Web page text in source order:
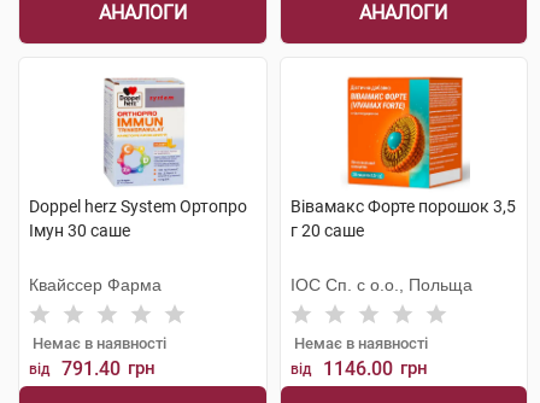
АНАЛОГИ АНАЛОГИ
Doppel herz System Ортопро
Імун 30 саше
Квайссер Фарма
Немає в наявності
від 791.40 грн
Вівамакс Форте порошок 3,5
г 20 саше
ІОС Сп. с о.о., Польща
Немає в наявності
від 1146.00 грн